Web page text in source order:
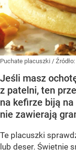
Puchate placuszki / Źródło:
Jeśli masz
z patelni, ten
na kefirze biją
nie zawierają
Te placuszki
lub deser. Świetnie